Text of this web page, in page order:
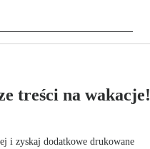
treści na wakacje!
i zyskaj dodatkowe drukowane